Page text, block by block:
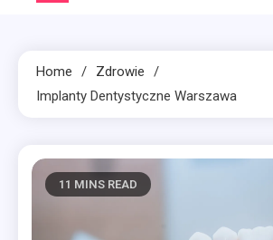
Home
Zdrowie
Implanty Dentystyczne Warszawa
11 MINS READ